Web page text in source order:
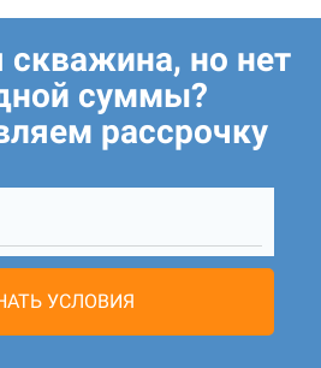
но нет
суммы?
рассрочку
УСЛОВИЯ